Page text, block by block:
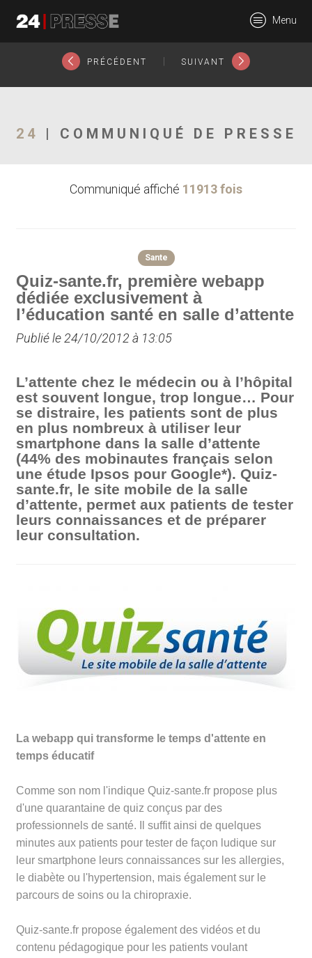
24Presse -
Communiqués de
Menu
PRÉCÉDENT SUIVANT
24 | COMMUNIQUÉ DE PRESSE
Communiqué affiché 11913 fois
Sante
Quiz-sante.fr, première webapp
dédiée exclusivement à
l’éducation santé en salle d’attente
Publié le 24/10/2012 à 13:05
L’attente chez le médecin ou à l’hôpital
est souvent longue, trop longue… Pour
se distraire, les patients sont de plus
en plus nombreux à utiliser leur
smartphone dans la salle d’attente
(44% des mobinautes français selon
une étude Ipsos pour Google*). Quiz-
sante.fr, le site mobile de la salle
d’attente, permet aux patients de tester
leurs connaissances et de préparer
leur consultation.
La webapp qui transforme le temps d'attente en
temps éducatif
Comme son nom l'indique Quiz-sante.fr propose plus
d'une quarantaine de quiz conçus par des
professionnels de santé. Il suffit ainsi de quelques
minutes aux patients pour tester de façon ludique sur
leur smartphone leurs connaissances sur les allergies,
le diabète ou l'hypertension, mais également sur le
parcours de soins ou la chiropraxie.
Quiz-sante.fr propose également des vidéos et du
contenu pédagogique pour les patients voulant